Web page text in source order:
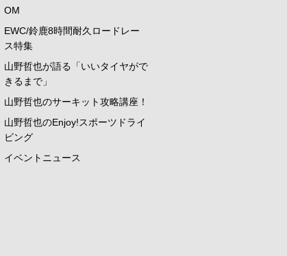
OM
EWC/鈴鹿8時間耐久ロードレー
ス特集
山野哲也が語る「いいタイヤがで
きるまで」
山野哲也のサーキット攻略講座！
山野哲也のEnjoy!スポーツドライ
ビング
イベントニュース